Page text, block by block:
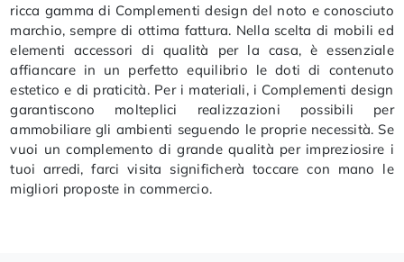
ricca gamma di Complementi design del noto e conosciuto
marchio, sempre di ottima fattura. Nella scelta di mobili ed
elementi accessori di qualità per la casa, è essenziale
affiancare in un perfetto equilibrio le doti di contenuto
estetico e di praticità. Per i materiali, i Complementi design
garantiscono molteplici realizzazioni possibili per
ammobiliare gli ambienti seguendo le proprie necessità. Se
vuoi un complemento di grande qualità per impreziosire i
tuoi arredi, farci visita significherà toccare con mano le
migliori proposte in commercio.